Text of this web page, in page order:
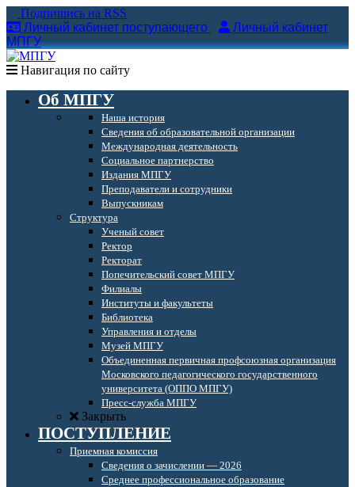
Подпишись на RSS
Личный кабинет поступающего
Личный кабинет
МПГУ
Навигация по сайту
Об МПГУ
Наша история
Сведения об образовательной организации
Международная деятельность
Социальное партнерство
Издания МПГУ
Преподаватели и сотрудники
Выпускникам
Структура
Ученый совет
Ректор
Ректорат
Попечительский совет МПГУ
Филиалы
Институты и факультеты
Библиотека
Управления и отделы
Музей МПГУ
Объединенная первичная профсоюзная организация
Московского педагогического государственного
университета (ОППО МПГУ)
Пресс-служба МПГУ
Закрыть
ПОСТУПЛЕНИЕ
Приемная комиссия
Сведения о зачислении — 2026
Среднее профессиональное образование